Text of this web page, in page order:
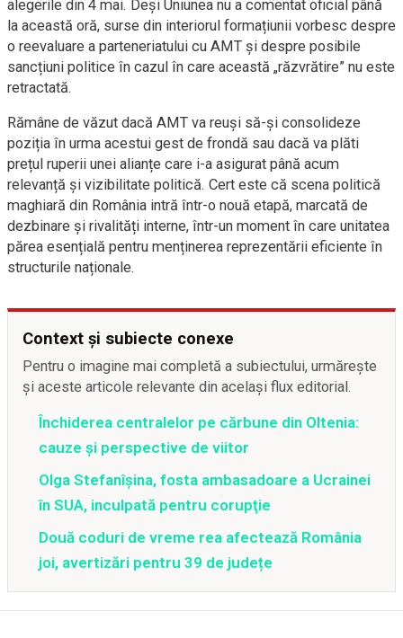
alegerile din 4 mai. Deși Uniunea nu a comentat oficial până
la această oră, surse din interiorul formațiunii vorbesc despre
o reevaluare a parteneriatului cu AMT și despre posibile
sancțiuni politice în cazul în care această „răzvrătire” nu este
retractată.
Rămâne de văzut dacă AMT va reuși să-și consolideze
poziția în urma acestui gest de frondă sau dacă va plăti
prețul ruperii unei alianțe care i-a asigurat până acum
relevanță și vizibilitate politică. Cert este că scena politică
maghiară din România intră într-o nouă etapă, marcată de
dezbinare și rivalități interne, într-un moment în care unitatea
părea esențială pentru menținerea reprezentării eficiente în
structurile naționale.
Context și subiecte conexe
Pentru o imagine mai completă a subiectului, urmărește
și aceste articole relevante din același flux editorial.
Închiderea centralelor pe cărbune din Oltenia:
cauze și perspective de viitor
Olga Stefanîşina, fosta ambasadoare a Ucrainei
în SUA, inculpată pentru corupţie
Două coduri de vreme rea afectează România
joi, avertizări pentru 39 de județe